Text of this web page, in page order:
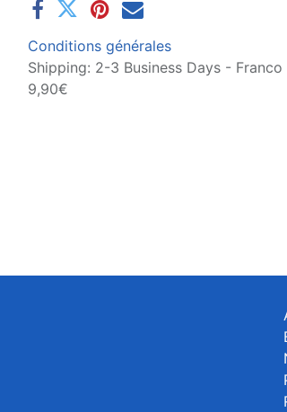
Conditions générales
Shipping: 2-3 Business Days -
9,90€